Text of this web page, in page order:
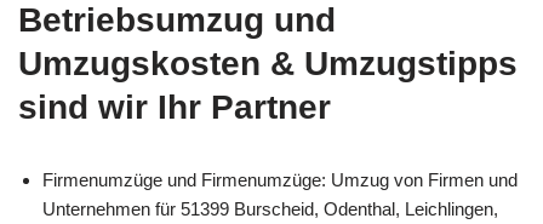
Betriebsumzug und
Umzugskosten & Umzugstipps
sind wir Ihr Partner
Firmenumzüge und Firmenumzüge: Umzug von Firmen und
Unternehmen für 51399 Burscheid, Odenthal, Leichlingen,